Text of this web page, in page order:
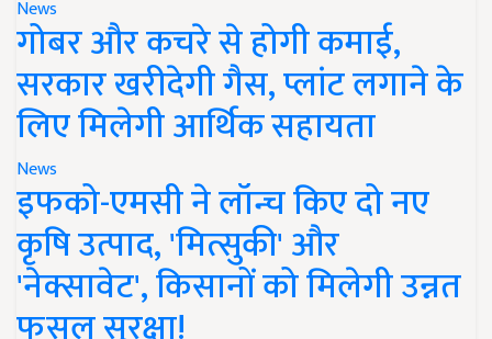
News
गोबर और कचरे से होगी कमाई,
सरकार खरीदेगी गैस, प्लांट लगाने के
लिए मिलेगी आर्थिक सहायता
News
इफको-एमसी ने लॉन्च किए दो नए
कृषि उत्पाद, 'मित्सुकी' और
'नेक्सावेट', किसानों को मिलेगी उन्नत